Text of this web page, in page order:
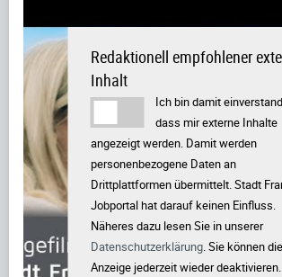
Redaktionell empfohlener
Inhalt
Ich bin damit
dass mir externe Inhalte
angezeigt werden. Damit werden
personenbezogene Daten an
Drittplattformen übermittelt. Stadt
Jobportal hat darauf keinen Einfluss.
Näheres dazu lesen Sie in unserer
Datenschutzerklärung. Sie können die
Anzeige jederzeit wieder deaktivieren.